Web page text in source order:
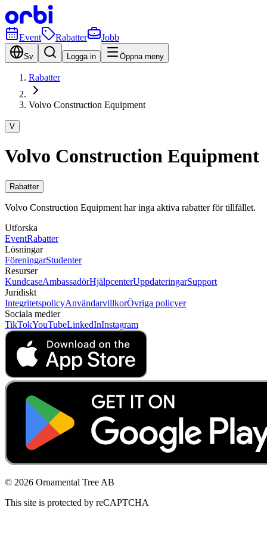
Event Rabatter Jobb
Sv Logga in Öppna meny
Rabatter
Volvo Construction Equipment
V
Volvo Construction Equipment
Rabatter
Volvo Construction Equipment har inga aktiva rabatter för tillfället.
Utforska
EventRabatter
Lösningar
FöreningarStudenter
Resurser
KundcaseAmbassadörHjälpcenterUppdateringarSupport
Juridiskt
IntegritetspolicyAnvändarvillkorÖvriga policyer
Sociala medier
TikTokYouTubeLinkedInInstagram
© 2026 Ornamental Tree AB
This site is protected by reCAPTCHA